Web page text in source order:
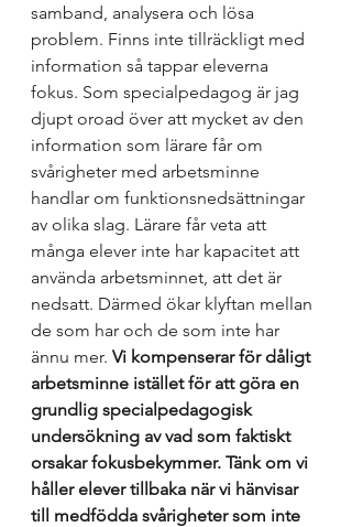
samband, analysera och lösa
problem. Finns inte tillräckligt med
information så tappar eleverna
fokus. Som specialpedagog är jag
djupt oroad över att mycket av den
information som lärare får om
svårigheter med arbetsminne
handlar om funktionsnedsättningar
av olika slag. Lärare får veta att
många elever inte har kapacitet att
använda arbetsminnet, att det är
nedsatt. Därmed ökar klyftan mellan
de som har och de som inte har
ännu mer. Vi kompenserar för dåligt
arbetsminne istället för att göra en
grundlig specialpedagogisk
undersökning av vad som faktiskt
orsakar fokusbekymmer. Tänk om vi
håller elever tillbaka när vi hänvisar
till medfödda svårigheter som inte